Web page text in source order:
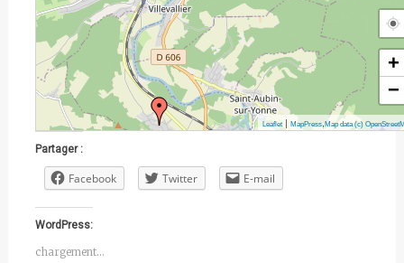
+
−
Leaflet| MapPress, Map data (c)
Partager :
Facebook Twitter E-mail
WordPress:
chargement…